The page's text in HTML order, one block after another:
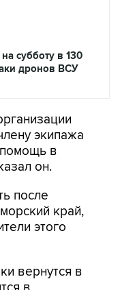
субботу в 130
дронов ВСУ
экипажа
в
он.
после
край,
этого
вернутся в